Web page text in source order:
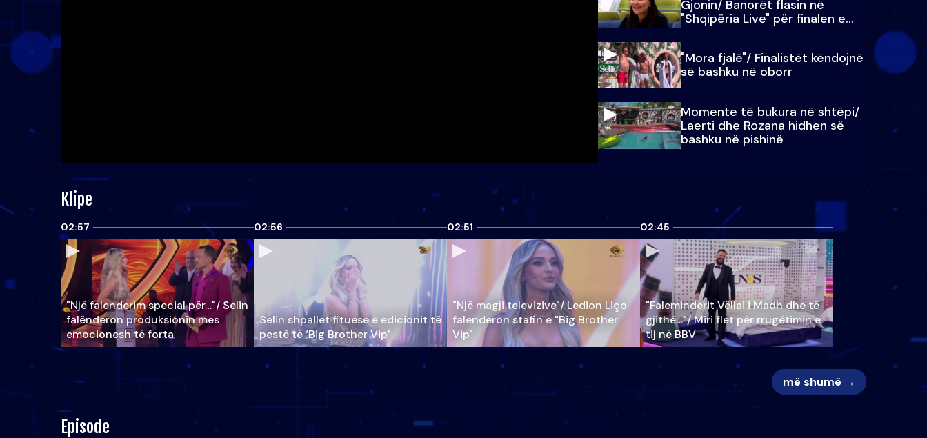
Gjonin/ Banorët flasin në
"Shqipëria Live" për finalen e
madhe
"Mora fjalë"/ Finalistët këndojnë
së bashku në oborr
Momente të bukura në shtëpi/
Laerti dhe Rozana hidhen së
bashku në pishinë
Klipe
02:57
"Një falenderim special për…"/ Selin
falënderon produksionin mes
emocionesh të forta
02:56
Selin shpallet fituese e edicionit të
pestë të ‘Big Brother Vip’
02:51
"Një magji televizive"/ Ledion Liço
falenderon stafin e "Big Brother
Vip"
02:45
"Faleminderit Vëllai i Madh dhe të
gjithë…"/ Miri flet për rrugëtimin e
tij në BBV
më shumë →
Episode